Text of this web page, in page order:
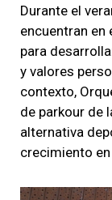
Durante el
encuentran
para
y valores
contexto,
de parkour de
alternativa
crecimiento